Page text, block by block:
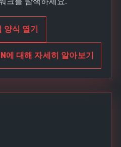
양식 열기
에 대해 자세히 알아보기